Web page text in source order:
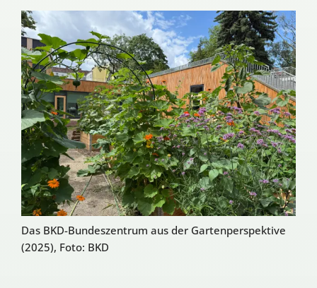
Das BKD-Bundeszentrum aus der Gartenperspektive
(2025), Foto: BKD